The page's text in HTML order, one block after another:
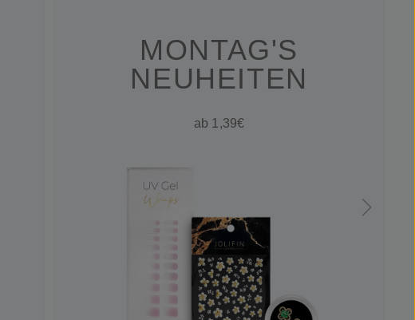
MONTAG'S
NEUHEITEN
ab 1,39€